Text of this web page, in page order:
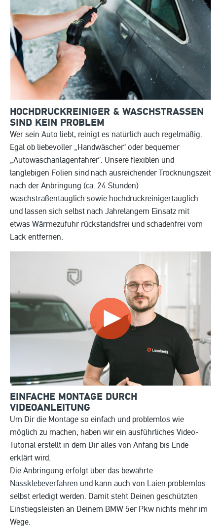
HOCHDRUCKREINIGER & WASCHSTRASSEN S
IND KEIN PROBLEM
Wer sein Auto liebt, reinigt es natürlich auch regelmäßig.
Egal ob liebevoller „Handwäscher“ oder bequemer
„Autowaschanlagenfahrer“. Unsere flexiblen und
langlebigen Folien sind nach ausreichender Trocknungszeit
nach der Anbringung (ca. 24 Stunden)
waschstraßentauglich sowie hochdruckreinigertauglich
und lassen sich selbst nach Jahrelangem Einsatz mit
etwas Wärmezufuhr rückstandsfrei und schadenfrei vom
Lack entfernen.
EINFACHE MONTAGE DURCH
VIDEOANLEITUNG
Um Dir die Montage so einfach und problemlos wie
möglich zu machen, haben wir ein ausführliches Video-
Tutorial erstellt in dem Dir alles von Anfang bis Ende
erklärt wird.
Die Anbringung erfolgt über das bewährte
Nassklebeverfahren und kann auch von Laien problemlos
selbst erledigt werden. Damit steht Deinen geschützten
Einstiegsleisten an Deinem BMW 5er Pkw nichts mehr im
Wege.